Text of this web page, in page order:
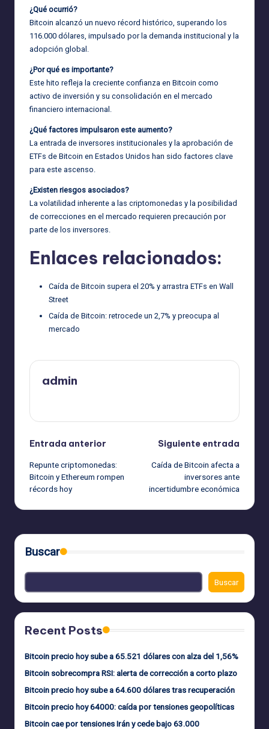
¿Qué ocurrió?
Bitcoin alcanzó un nuevo récord histórico, superando los
116.000 dólares, impulsado por la demanda institucional y la
adopción global.
¿Por qué es importante?
Este hito refleja la creciente confianza en Bitcoin como
activo de inversión y su consolidación en el mercado
financiero internacional.
¿Qué factores impulsaron este aumento?
La entrada de inversores institucionales y la aprobación de
ETFs de Bitcoin en Estados Unidos han sido factores clave
para este ascenso.
¿Existen riesgos asociados?
La volatilidad inherente a las criptomonedas y la posibilidad
de correcciones en el mercado requieren precaución por
parte de los inversores.
Enlaces relacionados:
Caída de Bitcoin supera el 20% y arrastra ETFs en Wall
Street
Caída de Bitcoin: retrocede un 2,7% y preocupa al
mercado
admin
Navegación
de
entradas
Entrada anterior
Repunte criptomonedas:
Bitcoin y Ethereum rompen
récords hoy
Siguiente entrada
Caída de Bitcoin afecta a
inversores ante
incertidumbre económica
Buscar
Buscar
Recent Posts
Bitcoin precio hoy sube a 65.521 dólares con alza del 1,56%
Bitcoin sobrecompra RSI: alerta de corrección a corto plazo
Bitcoin precio hoy sube a 64.600 dólares tras recuperación
Bitcoin precio hoy 64000: caída por tensiones geopolíticas
Bitcoin cae por tensiones Irán y cede bajo 63.000